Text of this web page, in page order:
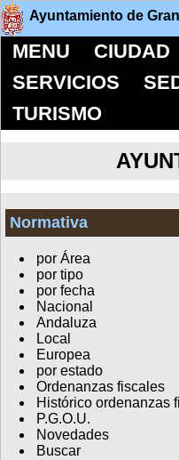
Ayuntamiento de
MENU CIUDAD
SERVICIOS
TURISMO
Normativa
por Área
por tipo
por fecha
Nacional
Andaluza
Local
Europea
por estado
Ordenanzas fiscales
Histórico ordenanzas
P.G.O.U.
Novedades
Buscar